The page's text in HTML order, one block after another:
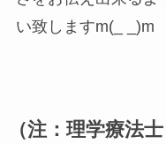
い致しますm(_ _)m
（注：理学療法